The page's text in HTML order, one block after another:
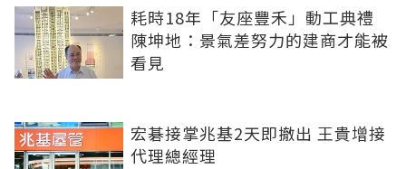
耗時18年「友座豐禾」動工典禮
陳坤地：景氣差努力的建商才能被
看見
宏碁接掌兆基2天即撤出 王貴增接
代理總經理